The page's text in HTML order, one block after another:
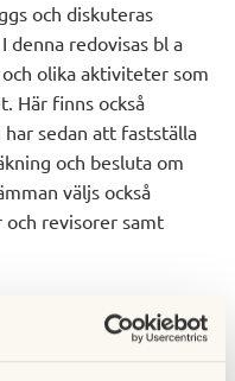
och diskuteras
redovisas bl a
olika aktiviteter som
Här finns också
sedan att fastställa
och besluta om
väljs också
revisorer samt
till styrelsen före